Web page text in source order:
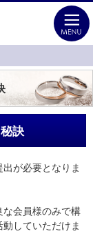
談所なら当相談所へ
相談所ボンデクリック
訣
が必要となりま
な会員様のみで構
していただけま